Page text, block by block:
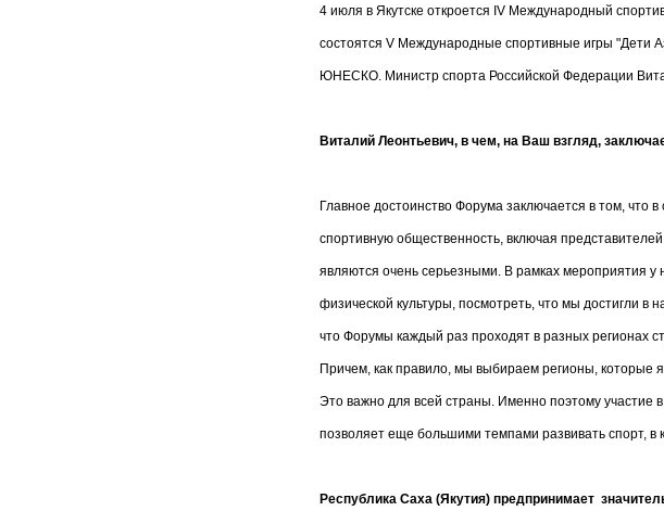
4 июля в Якутске откроется IV Международный
состоятся V Международные спортивные игры "Дети
ЮНЕСКО. Министр спорта Российской Федерации
Виталий Леонтьевич, в чем, на Ваш взгляд,
Главное достоинство Форума заключается в том, что
спортивную общественность, включая
являются очень серьезными. В рамках мероприятия у
физической культуры, посмотреть, что мы достигли
что Форумы каждый раз проходят в разных регионах
Причем, как правило, мы выбираем регионы, которые
Это важно для всей страны. Именно поэтому участие
позволяет еще большими темпами развивать спорт,
Республика Саха (Якутия) предпринимает